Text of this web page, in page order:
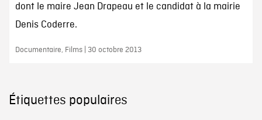
dont le maire Jean Drapeau et le candidat à la mairie
Denis Coderre.
Documentaire, Films | 30 octobre 2013
Étiquettes populaires